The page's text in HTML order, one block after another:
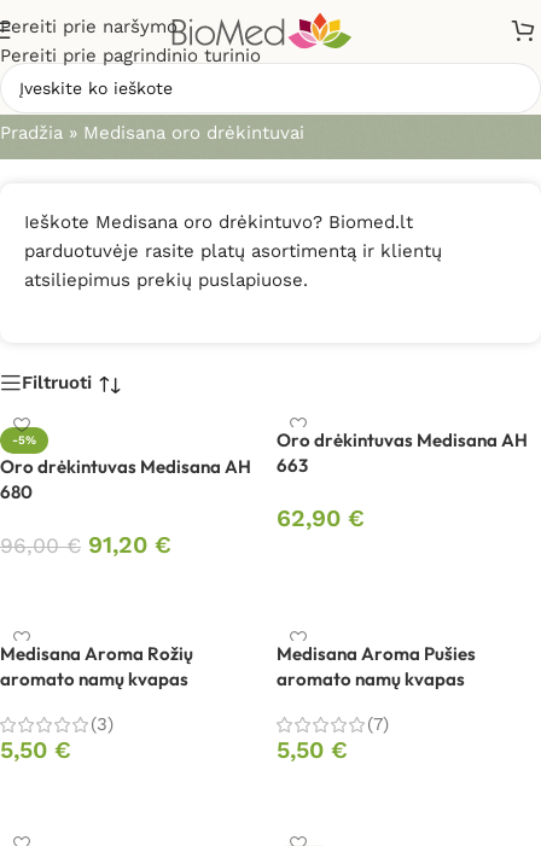
Pereiti prie naršymo
Pereiti prie pagrindinio turinio
Medisana oro drėkintuvai
Pradžia » Medisana oro drėkintuvai
Ieškote Medisana oro drėkintuvo? Biomed.lt
parduotuvėje rasite platų asortimentą ir klientų
atsiliepimus prekių puslapiuose.
Filtruoti
-5%
Oro drėkintuvas Medisana AH
680
96,00€ 91,20 €
Oro drėkintuvas Medisana AH
663
62,90 €
Medisana Aroma Rožių
aromato namų kvapas
(3)
5,50 €
Medisana Aroma Pušies
aromato namų kvapas
(7)
5,50 €